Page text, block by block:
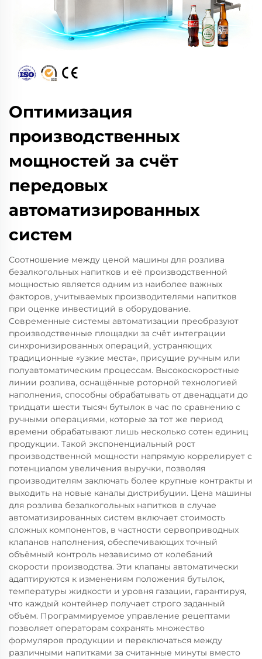
Оптимизация
производственных
мощностей за счёт
передовых
автоматизированных
систем
Соотношение между ценой машины для розлива
безалкогольных напитков и её производственной
мощностью является одним из наиболее важных
факторов, учитываемых производителями напитков
при оценке инвестиций в оборудование.
Современные системы автоматизации преобразуют
производственные площадки за счёт интеграции
синхронизированных операций, устраняющих
традиционные «узкие места», присущие ручным или
полуавтоматическим процессам. Высокоскоростные
линии розлива, оснащённые роторной технологией
наполнения, способны обрабатывать от двенадцати до
тридцати шести тысяч бутылок в час по сравнению с
ручными операциями, которые за тот же период
времени обрабатывают лишь несколько сотен единиц
продукции. Такой экспоненциальный рост
производственной мощности напрямую коррелирует с
потенциалом увеличения выручки, позволяя
производителям заключать более крупные контракты и
выходить на новые каналы дистрибуции. Цена машины
для розлива безалкогольных напитков в случае
автоматизированных систем включает стоимость
сложных компонентов, в частности сервоприводных
клапанов наполнения, обеспечивающих точный
объёмный контроль независимо от колебаний
скорости производства. Эти клапаны автоматически
адаптируются к изменениям положения бутылок,
температуры жидкости и уровня газации, гарантируя,
что каждый контейнер получает строго заданный
объём. Программируемое управление рецептами
позволяет операторам сохранять множество
формуляров продукции и переключаться между
различными напитками за считанные минуты вместо